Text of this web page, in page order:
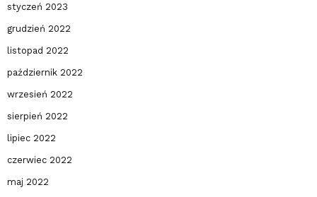
styczeń 2023
grudzień 2022
listopad 2022
październik 2022
wrzesień 2022
sierpień 2022
lipiec 2022
czerwiec 2022
maj 2022